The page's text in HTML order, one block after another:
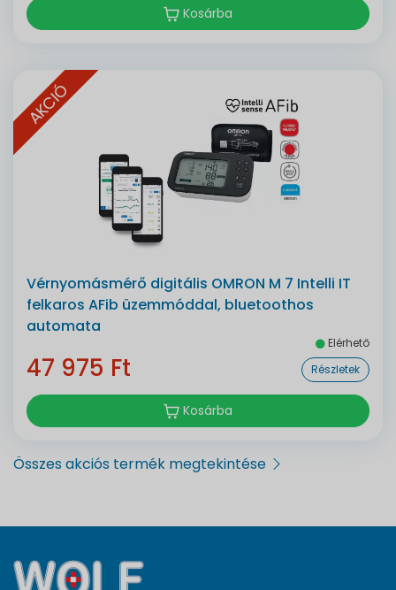
Kosárba
AKCIÓ
Vérnyomásmérő digitális OMRON M 7 Intelli IT
felkaros AFib üzemmóddal, bluetoothos
automata
Elérhető
47 975 Ft Részletek
Kosárba
Összes akciós termék megtekintése